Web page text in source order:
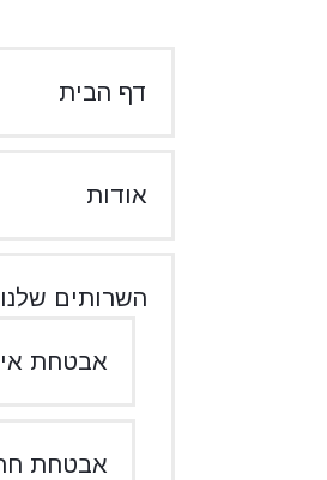
דף הבית
אודות
השרותים שלנו
אבטחת
אבטחת